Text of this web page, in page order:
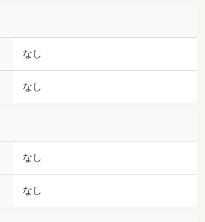
なし
なし
なし
なし